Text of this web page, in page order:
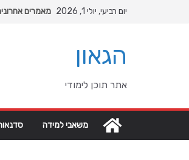
יום רביעי, יולי 1, 2026 מאמרים
הגאון
אתר תוכן לימודי
משאבי למידה